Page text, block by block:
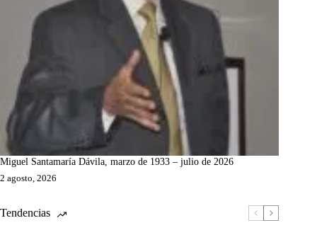
Miguel Santamaría Dávila, marzo de 1933 – julio de 2026
2 agosto, 2026
Tendencias